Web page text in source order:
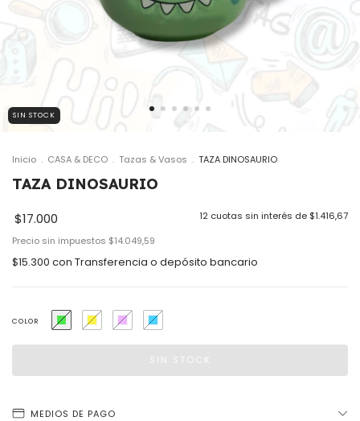
SIN STOCK
Inicio . CASA & DECO . Tazas & Vasos . TAZA DINOSAURIO
TAZA DINOSAURIO
$17.000 12 cuotas sin interés de $1.416,67
Precio sin impuestos $14.049,59
$15.300 con Transferencia o depósito bancario
COLOR
MEDIOS DE PAGO